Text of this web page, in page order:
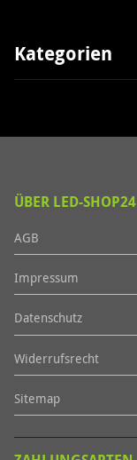
Kategorien
ÜBER LED-SHOP24
AGB
Impressum
Datenschutz
Widerrufsrecht
Sitemap